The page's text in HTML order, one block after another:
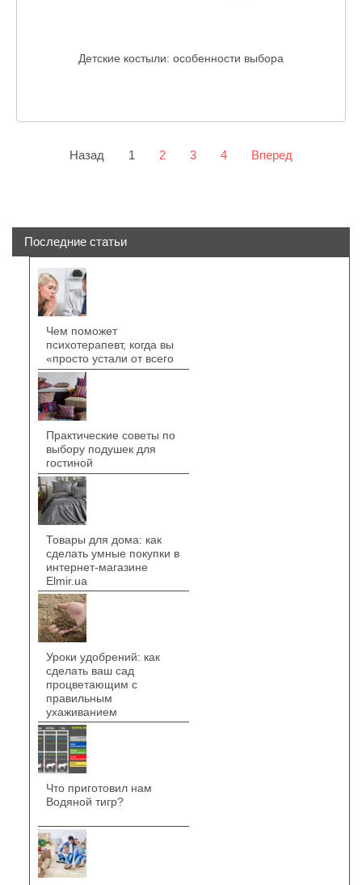
Детские костыли: особенности выбора
Назад 1 2 3 4 Вперед
Последние статьи
Чем поможет
психотерапевт, когда вы
«просто устали от всего
Практические советы по
выбору подушек для
гостиной
Товары для дома: как
сделать умные покупки в
интернет-магазине
Elmir.ua
Уроки удобрений: как
сделать ваш сад
процветающим с
правильным
ухаживанием
Что приготовил нам
Водяной тигр?